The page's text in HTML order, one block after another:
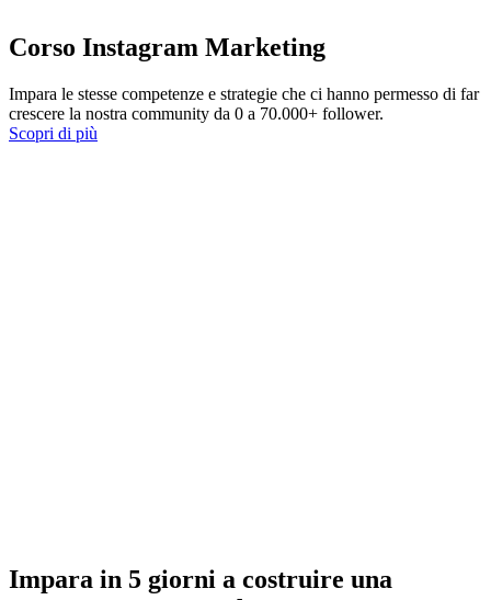
Corso Instagram Marketing
Impara le stesse competenze e strategie che ci hanno permesso di far
crescere la nostra community da 0 a 70.000+ follower.
Scopri di più
Impara in 5 giorni a costruire una